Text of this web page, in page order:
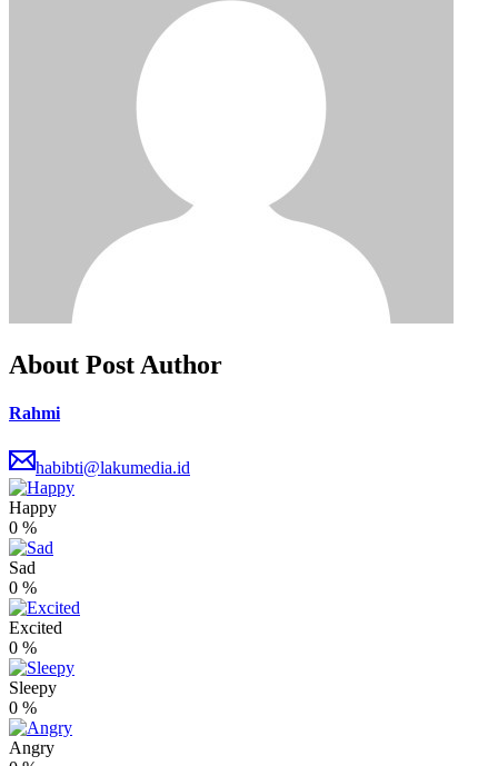
About Post Author
Rahmi
habibti@lakumedia.id
Happy
0 %
Sad
0 %
Excited
0 %
Sleepy
0 %
Angry